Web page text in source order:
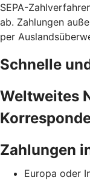
SEPA-
ab. Zahlungen
per
Schnelle
Weltweites
Zahlungen
Europa oder